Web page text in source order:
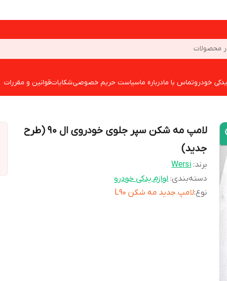
محصولات
خودروتماس با مادرباره ماسیاست حریم خصوصیشکایاتقوانین و مقررات
لامپ مه شکن سپر جلوی خودروی ال 90 (طرح
جدید)
برند: Wersi
دسته‌بندی:لوازم یدکی خودرو
نوع:لامپ جدید مه شکن L90